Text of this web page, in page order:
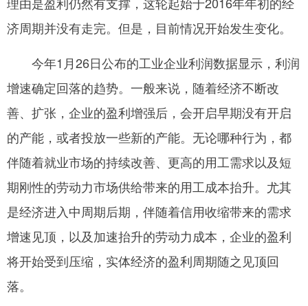
网
济周期并没有走完。但是，目前情况开始发生变化。
今年1月26日公布的工业企业利润数据显示，利润
增速确定回落的趋势。一般来说，随着经济不断改
善、扩张，企业的盈利增强后，会开启早期没有开启
的产能，或者投放一些新的产能。无论哪种行为，都
伴随着就业市场的持续改善、更高的用工需求以及短
期刚性的劳动力市场供给带来的用工成本抬升。尤其
是经济进入中周期后期，伴随着信用收缩带来的需求
增速见顶，以及加速抬升的劳动力成本，企业的盈利
将开始受到压缩，实体经济的盈利周期随之见顶回
落。